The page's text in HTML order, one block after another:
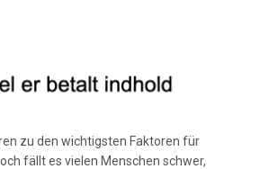
zu den wichtigsten Faktoren für
fällt es vielen Menschen schwer,